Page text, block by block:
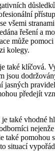
všemi
řešení a
může
kolegy.
také klíčová.
jsou
jasných
předejít
také vhodné
také pomohou
situací